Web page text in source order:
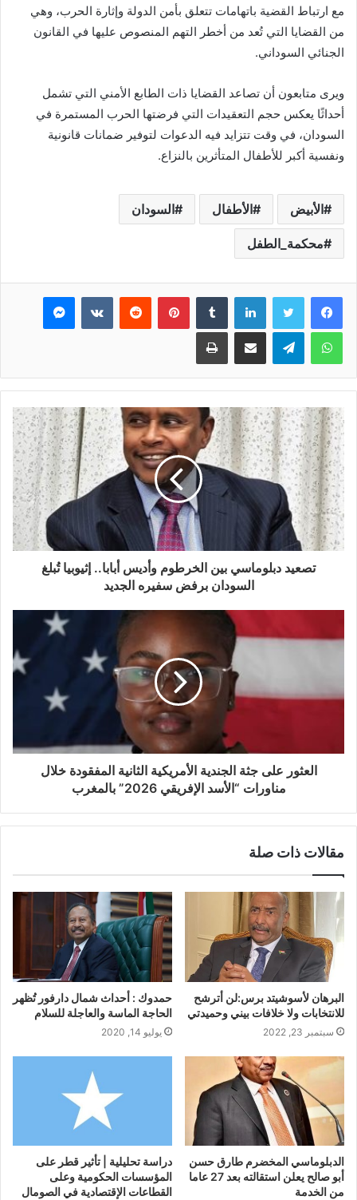
مع ارتباط القضية باتهامات تتعلق بأمن الدولة وإثارة الحرب، وهي
من القضايا التي تُعد من أخطر التهم المنصوص عليها في القانون
الجنائي السوداني.
ويرى متابعون أن تصاعد القضايا ذات الطابع الأمني التي تشمل
أحداثًا يعكس حجم التعقيدات التي فرضتها الحرب المستمرة في
السودان، في وقت تتزايد فيه الدعوات لتوفير ضمانات قانونية
ونفسية أكبر للأطفال المتأثرين بالنزاع.
الأبيض الأطفال السودان
محكمة_الطفل
فيسبوك تويتر لينكدإن بينتيريست ماسنجر
واتساب تيلقرام مشاركة عبر البريد طباعة
تصعيد دبلوماسي بين الخرطوم وأديس أبابا.. إثيوبيا تُبلغ
السودان برفض سفيره الجديد
العثور على جثة الجندية الأمريكية الثانية المفقودة خلال
مناورات “الأسد الإفريقي 2026” بالمغرب
مقالات ذات صلة
البرهان لأسوشيتد برس:لن أترشح
للانتخابات ولا خلافات بيني وحميدتي
سبتمبر 23, 2022
حمدوك : أحداث شمال دارفور تُظهر
الحاجة الماسة والعاجلة للسلام
يوليو 14, 2020
الدبلوماسي المخضرم طارق حسن
أبو صالح يعلن استقالته بعد 27 عاما
من الخدمة
دراسة تحليلية | تأثير قطر على
المؤسسات الحكومية وعلى
القطاعات الإقتصادية في الصومال